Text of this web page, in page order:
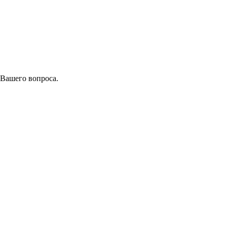
вопроса.